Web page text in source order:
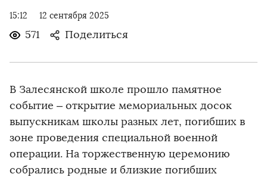
15:12 12 сентября 2025
571 Поделиться
В Залесянской школе прошло памятное
событие – открытие мемориальных досок
выпускникам школы разных лет, погибших в
зоне проведения специальной военной
операции. На торжественную церемонию
собрались родные и близкие погибших